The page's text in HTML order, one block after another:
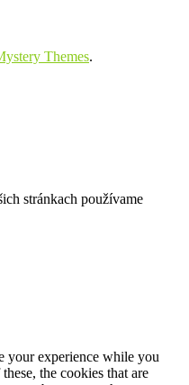
Themes.
stránkach používame
your experience while you
the cookies that are